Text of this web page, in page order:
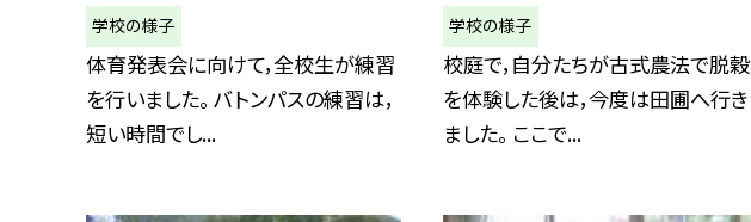
学校の様子
体育発表会に向けて，全校生が練習
を行いました。 バトンパスの練習は，
短い時間でし...
学校の様子
校庭で，自分たちが古式農法で脱穀
を体験した後は，今度は田圃へ行き
ました。 ここで...